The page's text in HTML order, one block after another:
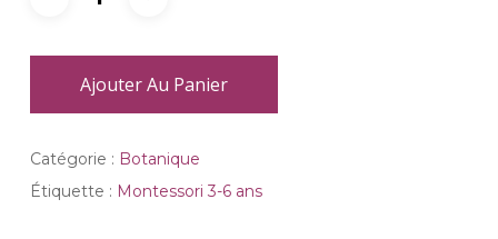
Ajouter Au Panier
Catégorie : Botanique
Étiquette : Montessori 3-6 ans